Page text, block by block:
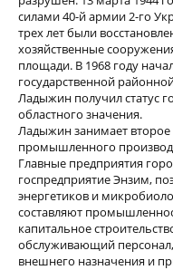
силами 40-й армии 2-го
трех лет были
хозяйственные
площади. В 1968 году
государственной
Ладыжин получил статус
областного значения.
Ладыжин занимает
промышленного
Главные предприятия
госпредприятие Энзим,
энергетиков и
составляют
капитальное
обслуживающий
внешнего назначения и